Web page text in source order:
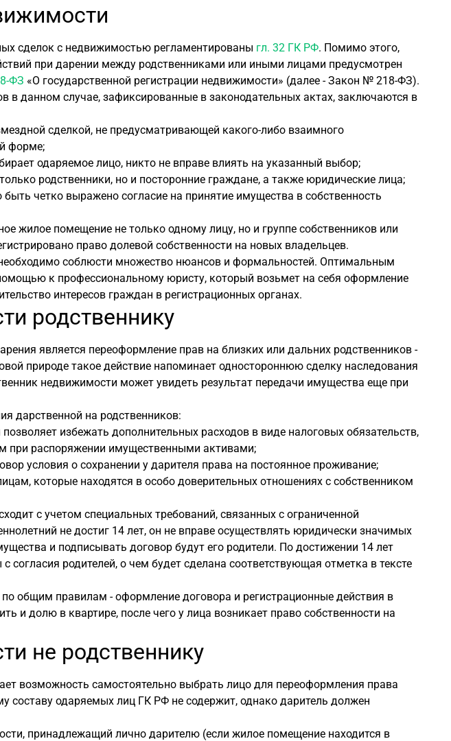
сделок с недвижимостью регламентированы гл. 32 ГК РФ. Помимо этого,
при дарении между родственниками или иными лицами предусмотрен
ФЗ «О государственной регистрации недвижимости» (далее - Закон № 218-ФЗ).
данном случае, зафиксированные в законодательных актах, заключаются в
сделкой, не предусматривающей какого-либо взаимного
форме;
одаряемое лицо, никто не вправе влиять на указанный выбор;
родственники, но и посторонние граждане, а также юридические лица;
четко выражено согласие на принятие имущества в собственность
жилое помещение не только одному лицу, но и группе собственников или
право долевой собственности на новых владельцев.
соблюсти множество нюансов и формальностей. Оптимальным
к профессиональному юристу, который возьмет на себя оформление
интересов граждан в регистрационных органах.
родственнику
является переоформление прав на близких или дальних родственников -
природе такое действие напоминает одностороннюю сделку наследования
недвижимости может увидеть результат передачи имущества еще при
дарственной на родственников:
избежать дополнительных расходов в виде налоговых обязательств,
при распоряжении имущественными активами;
условия о сохранении у дарителя права на постоянное проживание;
которые находятся в особо доверительных отношениях с собственником
с учетом специальных требований, связанных с ограниченной
не достиг 14 лет, он не вправе осуществлять юридически значимых
и подписывать договор будут его родители. По достижении 14 лет
родителей, о чем будет сделана соответствующая отметка в тексте
общим правилам - оформление договора и регистрационные действия в
и долю в квартире, после чего у лица возникает право собственности на
не родственнику
возможность самостоятельно выбрать лицо для переоформления права
составу одаряемых лиц ГК РФ не содержит, однако даритель должен
принадлежащий лично дарителю (если жилое помещение находится в